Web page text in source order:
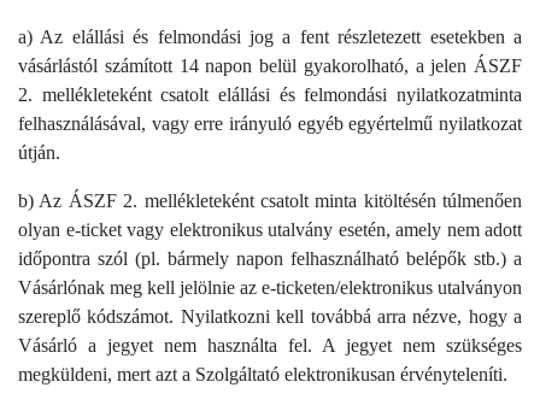
a) Az elállási és felmondási jog a fent részletezett esetekben a
vásárlástól számított 14 napon belül gyakorolható, a jelen ÁSZF
2. mellékleteként csatolt elállási és felmondási nyilatkozatminta
felhasználásával, vagy erre irányuló egyéb egyértelmű nyilatkozat
útján.
b) Az ÁSZF 2. mellékleteként csatolt minta kitöltésén túlmenően
olyan e-ticket vagy elektronikus utalvány esetén, amely nem adott
időpontra szól (pl. bármely napon felhasználható belépők stb.) a
Vásárlónak meg kell jelölnie az e-ticketen/elektronikus utalványon
szereplő kódszámot. Nyilatkozni kell továbbá arra nézve, hogy a
Vásárló a jegyet nem használta fel. A jegyet nem szükséges
megküldeni, mert azt a Szolgáltató elektronikusan érvényteleníti.